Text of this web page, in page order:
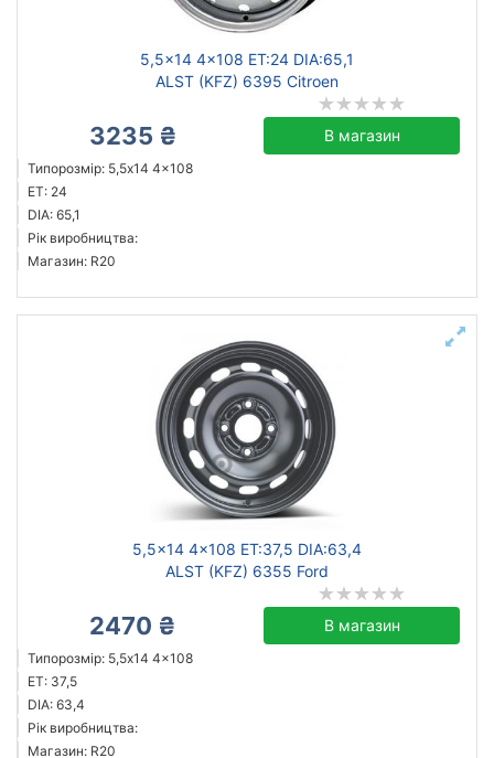
5,5x14 4x108 ET:24 DIA:65,1
ALST (KFZ) 6395 Citroen
3235 ₴ В магазин
Типорозмір: 5,5x14 4x108
ET: 24
DIA: 65,1
Рік виробництва:
Магазин: R20
5,5x14 4x108 ET:37,5 DIA:63,4
ALST (KFZ) 6355 Ford
2470 ₴ В магазин
Типорозмір: 5,5x14 4x108
ET: 37,5
DIA: 63,4
Рік виробництва:
Магазин: R20